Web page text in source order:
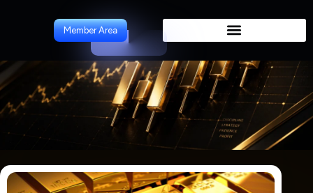
Member AreaForeCast